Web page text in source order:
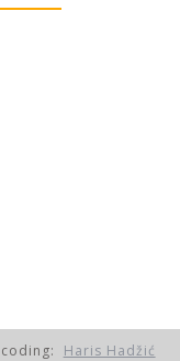
Haris Hadžić